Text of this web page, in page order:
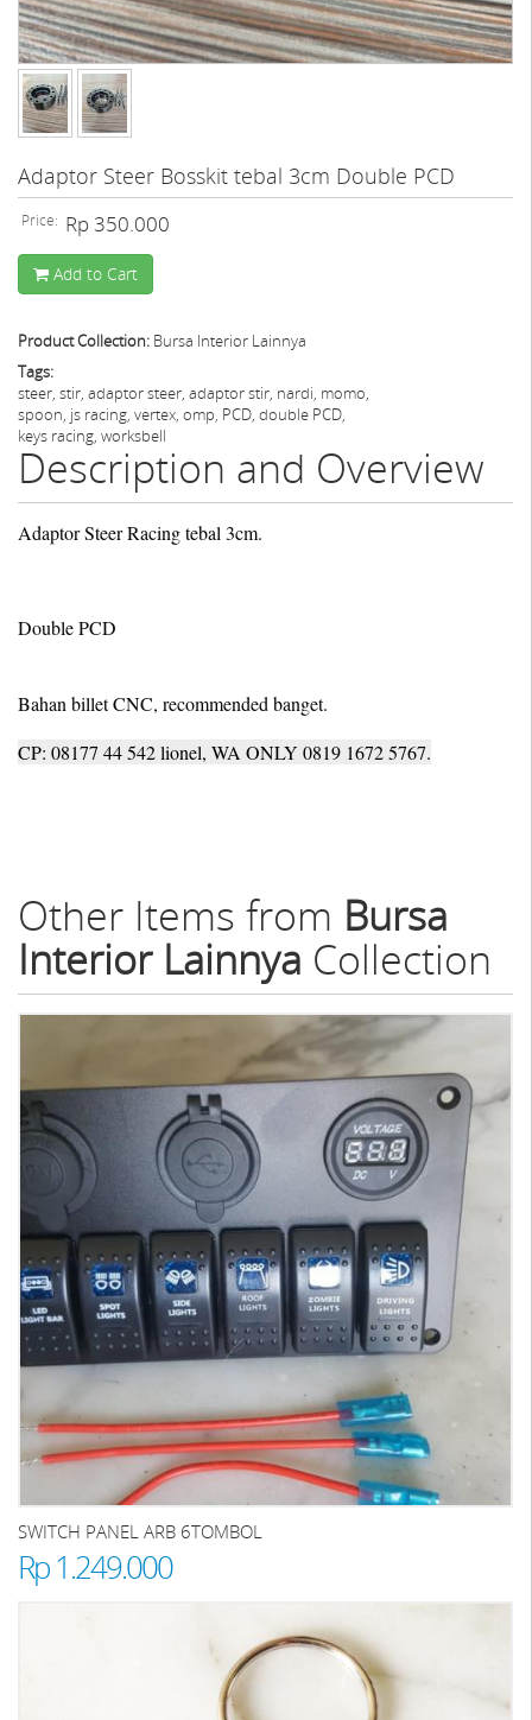
Adaptor Steer Bosskit tebal 3cm Double PCD
Price: Rp 350.000
Add to Cart
Product Collection: Bursa Interior Lainnya
Tags:
steer, stir, adaptor steer, adaptor stir, nardi, momo,
spoon, js racing, vertex, omp, PCD, double PCD,
keys racing, worksbell
Description and Overview
Adaptor Steer Racing tebal 3cm.
Double PCD
Bahan billet CNC, recommended banget.
CP: 08177 44 542 lionel, WA ONLY 0819 1672 5767.
Other Items from Bursa
Interior Lainnya Collection
SWITCH PANEL ARB 6TOMBOL
Rp 1.249.000